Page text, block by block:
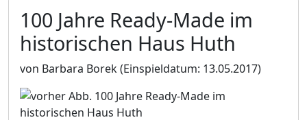
100 Jahre Ready-Made im
historischen Haus Huth
von Barbara Borek(Einspieldatum: 13.05.2017)